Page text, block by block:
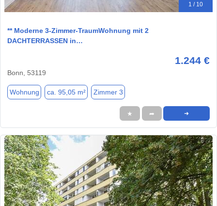
1 / 10
** Moderne 3-Zimmer-TraumWohnung mit 2
DACHTERRASSEN in…
1.244 €
Bonn, 53119
Wohnung ca. 95,05 m² Zimmer 3
★ ➦ ➜